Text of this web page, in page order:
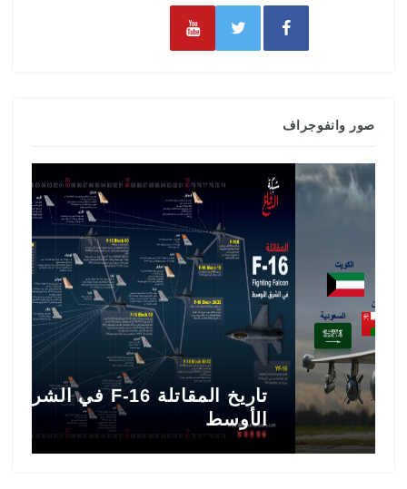
صور وانفوجراف
تاريخ المقاتلة F-16 في الشرق
الأوسط